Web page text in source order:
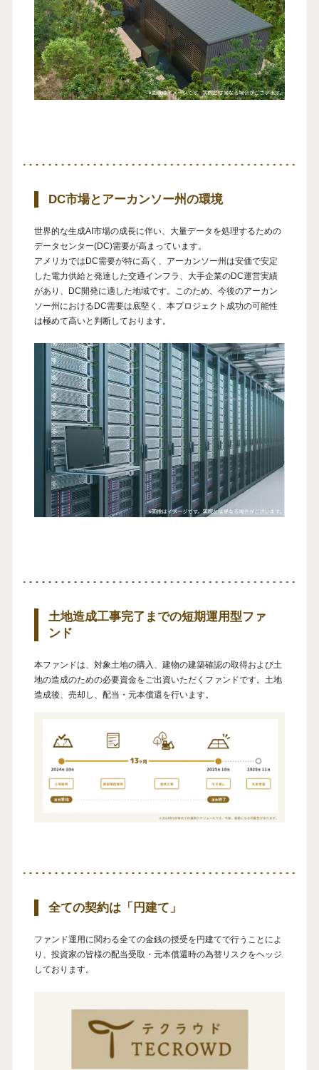
DC市場とアーカンソー州の環境
世界的な生成AI市場の成長に伴い、大量データを処理するための
データセンター(DC)需要が高まっています。
アメリカではDC需要が特に高く、アーカンソー州は安価で安定
した電力供給と発達した交通インフラ、大手企業のDC運営実績
があり、DC開発に適した地域です。このため、今後のアーカン
ソー州におけるDC需要は底堅く、本プロジェクト成功の可能性
は極めて高いと判断しております。
土地造成工事完了までの短期運用型ファ
ンド
本ファンドは、対象土地の購入、建物の建築確認の取得および土
地の造成のための必要資金をご出資いただくファンドです。土地
造成後、売却し、配当・元本償還を行います。
全ての契約は「円建て」
ファンド運用に関わる全ての金銭の授受を円建てで行うことによ
り、投資家の皆様の配当受取・元本償還時の為替リスクをヘッジ
しております。